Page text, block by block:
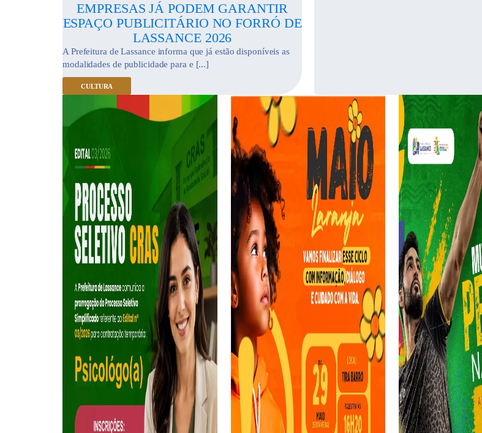
EMPRESAS JÁ PODEM GARANTIR
ESPAÇO PUBLICITÁRIO NO FORRÓ DE
LASSANCE 2026
A Prefeitura de Lassance informa que já estão disponíveis as
modalidades de publicidade para e [...]
CULTURA